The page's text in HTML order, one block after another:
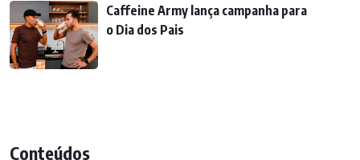
Caffeine Army lança campanha para
o Dia dos Pais
Conteúdos